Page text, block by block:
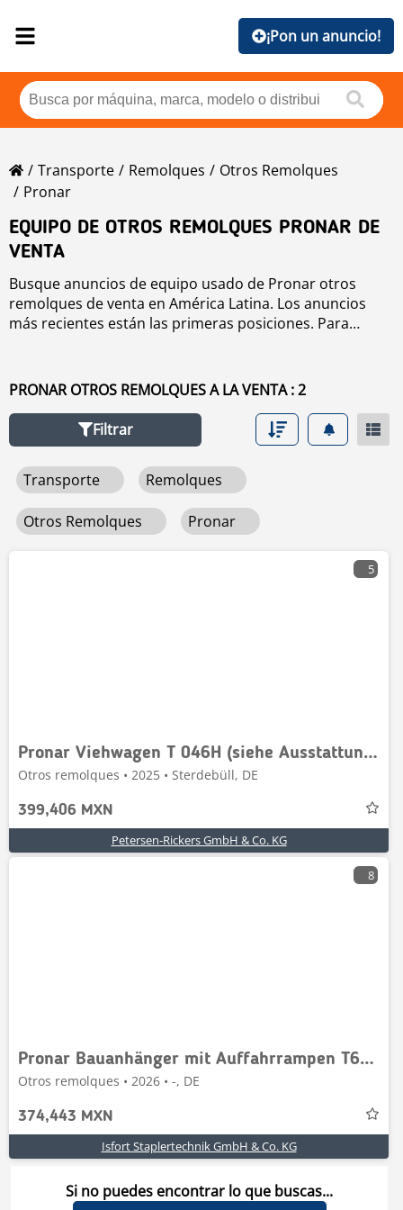
¡Pon un anuncio!
Transporte Remolques
Otros Remolques
Pronar
EQUIPO DE OTROS REMOLQUES PRONAR DE
VENTA
Busque anuncios de equipo usado de Pronar otros
remolques de venta en América Latina. Los anuncios
más recientes están las primeras posiciones. Para
país. Para buscar cualquier equipo usado de venta haga
otros remolques
PRONAR OTROS REMOLQUES A LA VENTA : 2
Filtrar
Transporte Remolques
Otros Remolques Pronar
5
Pronar Viehwagen T 046H (siehe Ausstattung !) am Lager
Otros remolques • 2025 • Sterdebüll, DE
399,406 MXN
Petersen-Rickers GmbH & Co. KG
8
Pronar Bauanhänger mit Auffahrrampen T679/4MN
Otros remolques • 2026 • -, DE
374,443 MXN
Isfort Staplertechnik GmbH & Co. KG
Si no puedes encontrar lo que buscas...